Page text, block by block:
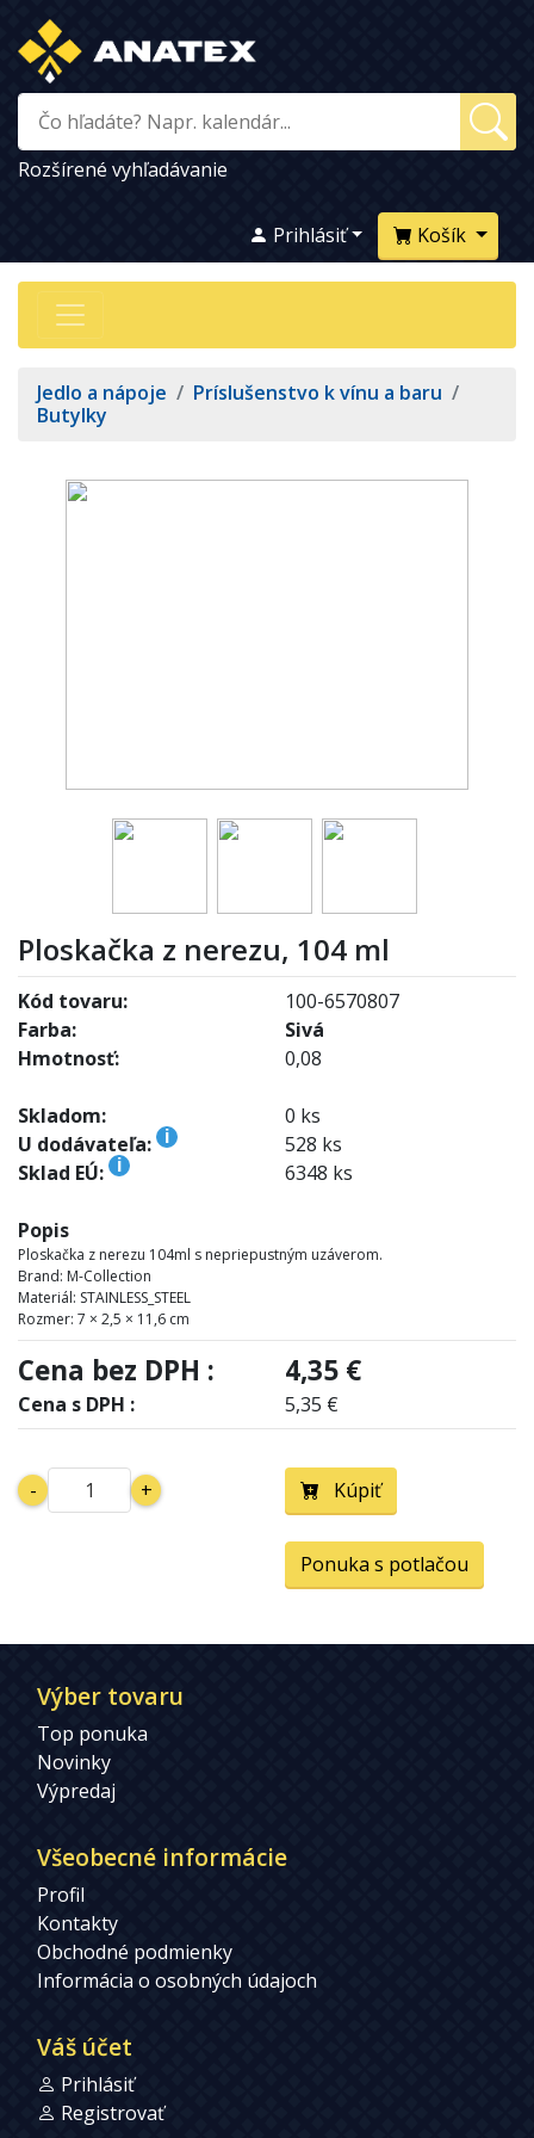
Rozšírené vyhľadávanie
Košík
Prihlásiť
Jedlo a nápoje / Príslušenstvo k vínu a baru /
Butylky
Ploskačka z nerezu, 104 ml
Kód tovaru:
100-6570807
Farba:
Sivá
Hmotnosť:
0,08
Skladom:
0 ks
U dodávateľa:
i
528 ks
Sklad EÚ:
i 6348 ks
Popis
Ploskačka z nerezu 104ml s nepriepustným uzáverom.
Brand: M-Collection
Materiál: STAINLESS_STEEL
Rozmer: 7 × 2,5 × 11,6 cm
Cena bez DPH : 4,35 €
Cena s DPH : 5,35 €
- + Kúpiť
Ponuka s potlačou
Výber tovaru
Top ponuka
Novinky
Výpredaj
Všeobecné informácie
Profil
Kontakty
Obchodné podmienky
Informácia o osobných údajoch
Váš účet
Prihlásiť
Registrovať